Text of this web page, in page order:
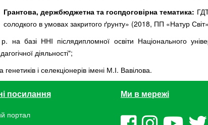
Грантова, держбюджетна та госпдоговірна тематика:
солодкого в умовах закритого ґрунту» (2018, ПП «Натур Світ»
базі ННІ післядипломної освіти Національного
діяльності";
і селекціонерів імені М.І. Вавілова.
посилання
портал
Ми в мережі